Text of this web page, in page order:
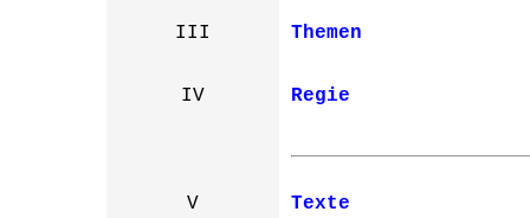
III Themen
IV Regie
V Texte